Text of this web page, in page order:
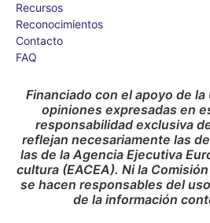
Recursos
Reconocimientos
Contacto
FAQ
Financiado con el apoyo de la
opiniones expresadas en
responsabilidad exclusiva
reflejan necesariamente las
las de la Agencia Ejecutiva
cultura (EACEA). Ni la
se hacen responsables del
de la información